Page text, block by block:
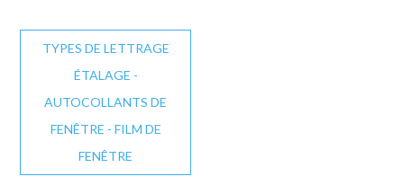
TYPES DE LETTRAGE
ÉTALAGE -
AUTOCOLLANTS DE
FENÊTRE - FILM DE
FENÊTRE